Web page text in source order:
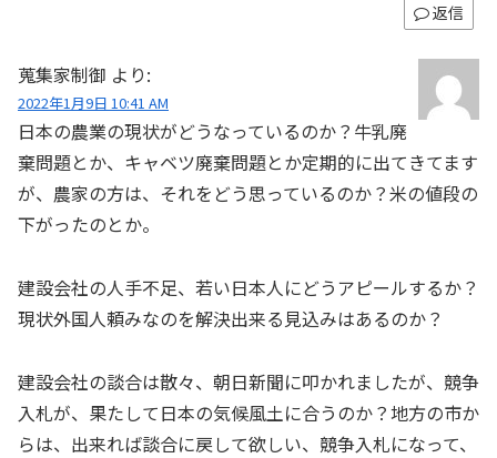
返信
蒐集家制御 より:
2022年1月9日 10:41 AM
日本の農業の現状がどうなっているのか？牛乳廃
棄問題とか、キャベツ廃棄問題とか定期的に出てきてます
が、農家の方は、それをどう思っているのか？米の値段の
下がったのとか。
建設会社の人手不足、若い日本人にどうアピールするか？
現状外国人頼みなのを解決出来る見込みはあるのか？
建設会社の談合は散々、朝日新聞に叩かれましたが、競争
入札が、果たして日本の気候風土に合うのか？地方の市か
らは、出来れば談合に戻して欲しい、競争入札になって、